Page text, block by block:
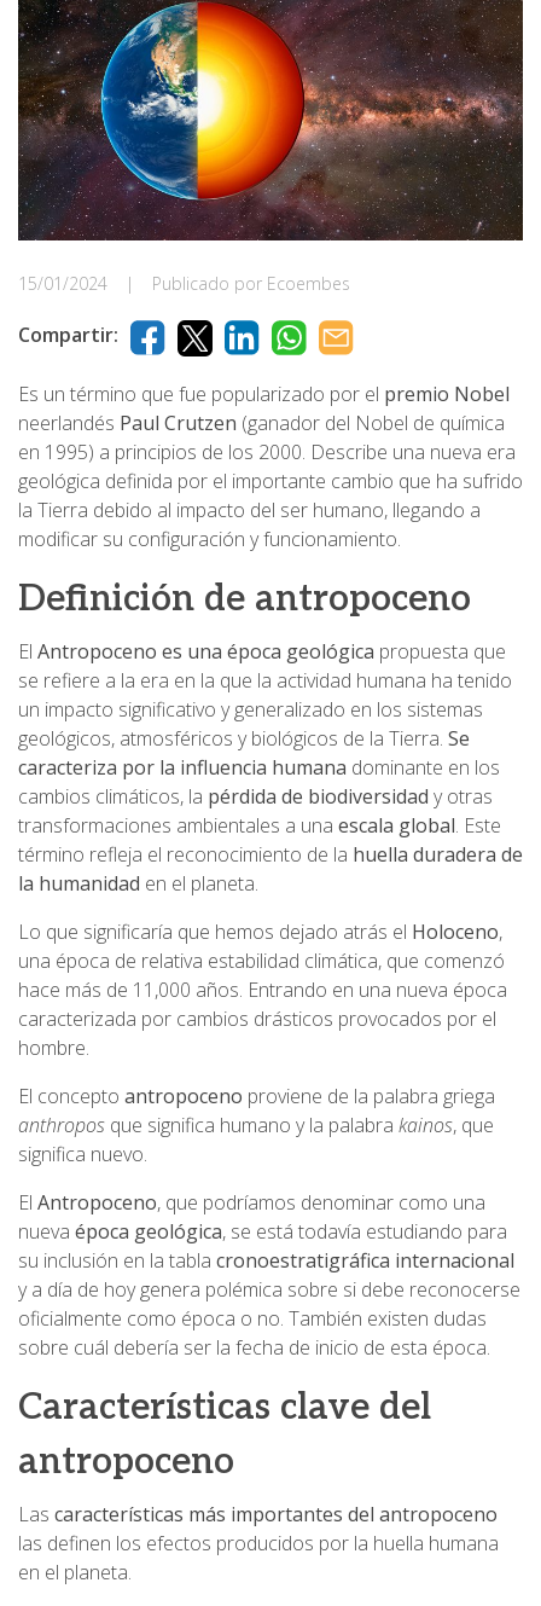
15/01/2024 | Publicado por Ecoembes
Compartir:
Es un término que fue popularizado por el premio Nobel
neerlandés Paul Crutzen (ganador del Nobel de química
en 1995) a principios de los 2000. Describe una nueva era
geológica definida por el importante cambio que ha sufrido
la Tierra debido al impacto del ser humano, llegando a
modificar su configuración y funcionamiento.
Definición de antropoceno
El Antropoceno es una época geológica propuesta que
se refiere a la era en la que la actividad humana ha tenido
un impacto significativo y generalizado en los sistemas
geológicos, atmosféricos y biológicos de la Tierra. Se
caracteriza por la influencia humana dominante en los
cambios climáticos, la pérdida de biodiversidad y otras
transformaciones ambientales a una escala global. Este
término refleja el reconocimiento de la huella duradera de
la humanidad en el planeta.
Lo que significaría que hemos dejado atrás el Holoceno,
una época de relativa estabilidad climática, que comenzó
hace más de 11,000 años. Entrando en una nueva época
caracterizada por cambios drásticos provocados por el
hombre.
El concepto antropoceno proviene de la palabra griega
anthropos que significa humano y la palabra kainos, que
significa nuevo.
El Antropoceno, que podríamos denominar como una
nueva época geológica, se está todavía estudiando para
su inclusión en la tabla cronoestratigráfica internacional
y a día de hoy genera polémica sobre si debe reconocerse
oficialmente como época o no. También existen dudas
sobre cuál debería ser la fecha de inicio de esta época.
Características clave del
antropoceno
Las características más importantes del antropoceno
las definen los efectos producidos por la huella humana
en el planeta.